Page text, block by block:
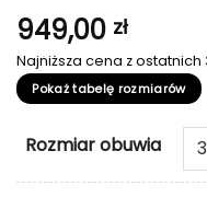
949,00 zł
Najniższa cena z ostatnich
Pokaż tabelę rozmiarów
Rozmiar obuwia